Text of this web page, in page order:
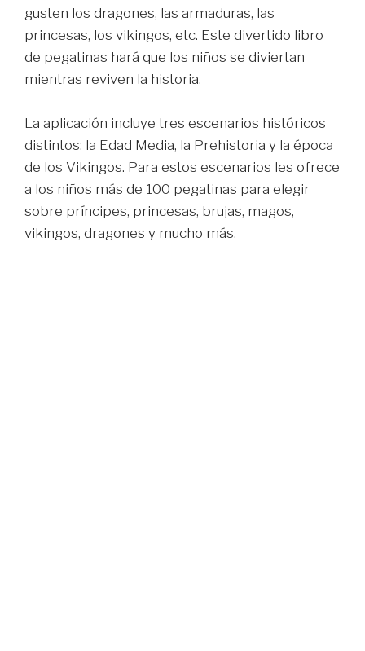
gusten los dragones, las armaduras, las
princesas, los vikingos, etc. Este divertido libro
de pegatinas hará que los niños se diviertan
mientras reviven la historia.
La aplicación incluye tres escenarios históricos
distintos: la Edad Media, la Prehistoria y la época
de los Vikingos. Para estos escenarios les ofrece
a los niños más de 100 pegatinas para elegir
sobre príncipes, princesas, brujas, magos,
vikingos, dragones y mucho más.